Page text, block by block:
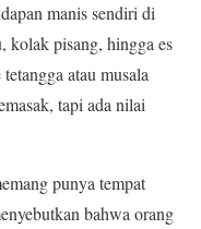
manis sendiri di
pisang, hingga es
atau musala
tapi ada nilai
punya tempat